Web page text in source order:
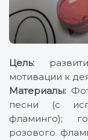
Цель:
мотивации к
Материалы:
песни (с
фламинго);
розового